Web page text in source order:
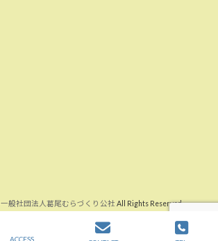
一般社団法人葛尾むらづくり公社 All Rights Reserved.
ACCESS